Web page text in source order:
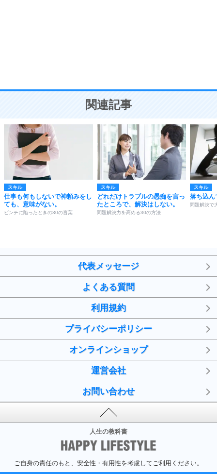
ことが大切。
関連記事
スキル
仕事も何もしないで神頼みをし
ても、意味がない。
ピンチに陥ったときの30の言葉
スキル
どれだけトラブルの愚痴を言っ
たところで、解決はしない。
問題解決力を高める30の方法
スキル
落ち込ん
問題解決で
代表メッセージ
よくある質問
利用規約
プライバシーポリシー
オンラインショップ
運営会社
お問い合わせ
人生の教科書
ご自身の責任のもと、安全性・有用性を考慮してご利用ください。